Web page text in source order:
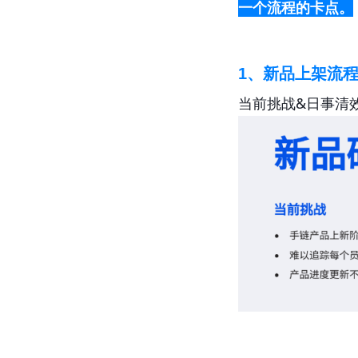
一个流程的卡点。
1、新品上架流程
当前挑战&日事清